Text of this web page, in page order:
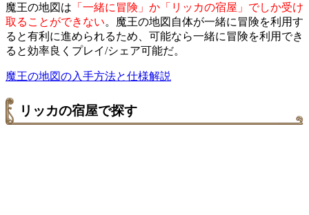
魔王の地図は 「一緒に冒険」か「リッカの宿屋」でしか受け
取ることができない。魔王の地図自体が一緒に冒険を利用す
ると有利に進められるため、可能なら一緒に冒険を利用でき
ると効率良くプレイ/シェア可能だ。
魔王の地図の入手方法と仕様解説
リッカの宿屋で探す